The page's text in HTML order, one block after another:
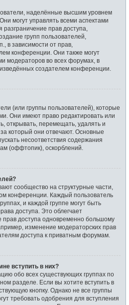
наделённые высшим уровнем
могут управлять всеми аспектами
прав доступа,
групп пользователей,
в зависимости от прав,
конференции. Они также могут
модераторов во всех форумах, в
создателем конференции.
(или группы пользователей), которые
Они имеют право редактировать или
открывать, перемещать, удалять и
который они отвечают. Основные
несоответствия содержания
(оффтопик), оскорблений.
сообщество на структурные части,
конференции. Каждый пользователь
и каждой группе могут быть
доступа. Это облегчает
прав доступа одновременно большому
изменение модераторских прав
доступа к приватным форумам.
вступить в них?
обо всех существующих группах по
разделе. Если вы хотите вступить в
кнопку. Однако не все группы
требовать одобрения для вступления